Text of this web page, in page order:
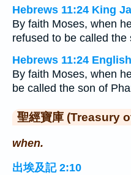
Hebrews 11:24 King
By faith Moses, when
refused to be called
Hebrews 11:24
By faith Moses, when
be called the son of
聖經寶庫 (Treasury
when.
出埃及記 2:10